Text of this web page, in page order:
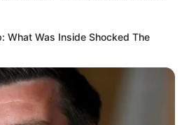
What Was Inside Shocked The